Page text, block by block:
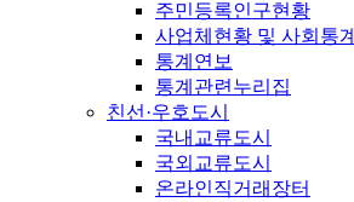
주민등록인구현황
사업체현황 및 사회통계
통계연보
통계관련누리집
친선·우호도시
국내교류도시
국외교류도시
온라인직거래장터